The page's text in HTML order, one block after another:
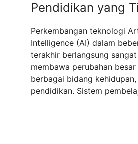
Pendidikan yang
Buatan AI
Perkembangan teknologi
Intelligence (AI) dalam
terakhir berlangsung
membawa perubahan besar
berbagai bidang
pendidikan. Sistem